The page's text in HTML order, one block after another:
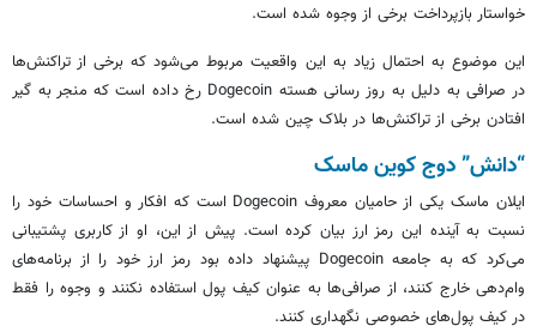
خواستار بازپرداخت برخی از وجوه شده است.
این موضوع به احتمال زیاد به این واقعیت مربوط می‌شود که برخی از تراکنش‌ها
در صرافی به دلیل به روز رسانی هسته Dogecoin رخ داده است که منجر به گیر
افتادن برخی از تراکنش‌ها در بلاک چین شده است.
“دانش” دوج کوین ماسک
ایلان ماسک یکی از حامیان معروف Dogecoin است که افکار و احساسات خود را
نسبت به آینده این رمز ارز بیان کرده است. پیش از این، او از کاربری پشتیبانی
می‌کرد که به جامعه Dogecoin پیشنهاد داده بود رمز ارز خود را از برنامه‌های
وام‌دهی خارج کنند، از صرافی‌ها به عنوان کیف پول استفاده نکنند و وجوه را فقط
در کیف پول‌های خصوصی نگهداری کنند.